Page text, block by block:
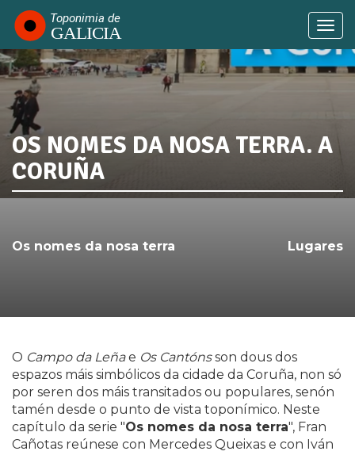
contido
principal
SABÍAS QUE...
OS NOMES DA NOSA TERRA. A
CORUÑA
Os nomes da nosa terra Lugares
O Campo da Leñae Os Cantónsson dous dos
espazos máis simbólicos da cidade da Coruña, non só
por seren dos máis transitados ou populares, senón
tamén desde o punto de vista toponímico. Neste
capítulo da serie "Os nomes da nosa terra", Fran
Cañotas reúnese con Mercedes Queixas e con Iván